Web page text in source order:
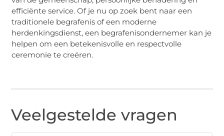
efficiënte service. Of je nu op zoek bent naar een
traditionele begrafenis of een moderne
herdenkingsdienst, een begrafenisondernemer kan je
helpen om een betekenisvolle en respectvolle
ceremonie te creëren.
Veelgestelde vragen